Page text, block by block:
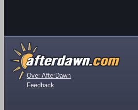
Over AfterDawn
Feedback